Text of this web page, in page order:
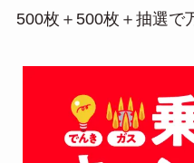
500枚＋500枚＋抽選で